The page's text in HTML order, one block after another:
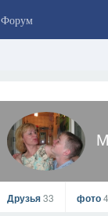
Форум
Друзья33 фото4